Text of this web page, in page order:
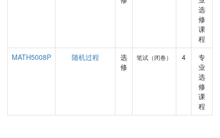
选
修
课
程
MATH5008P
随机过程
选
修
笔试（闭卷） 4
专
业
选
修
课
程